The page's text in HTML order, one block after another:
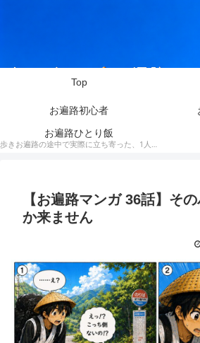
Top
お遍路初心者
お遍路ひとり飯
歩きお遍路の途中で実際に立ち寄った、1人でも入りやすいお店を紹介しています。料理の写真や動画とともに、お遍路ならではの目線で食事やお店の雰囲気をお伝えします。
【お遍路マンガ 36話】そ
か来ません